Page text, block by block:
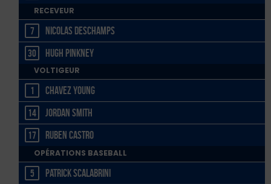
RECEVEUR
7 Nicolas Deschamps
30 Hugh Pinkney
VOLTIGEUR
1 Chavez Young
14 Jordan Smith
17 Ruben Castro
OPÉRATIONS BASEBALL
5 Patrick Scalabrini